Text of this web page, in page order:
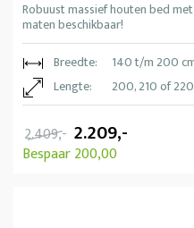
Robuust massief houten bed
maten beschikbaar!
Breedte:
140 t/m 200
Lengte:
200, 210 of
2.409,- 2.209,-
Bespaar 200,00